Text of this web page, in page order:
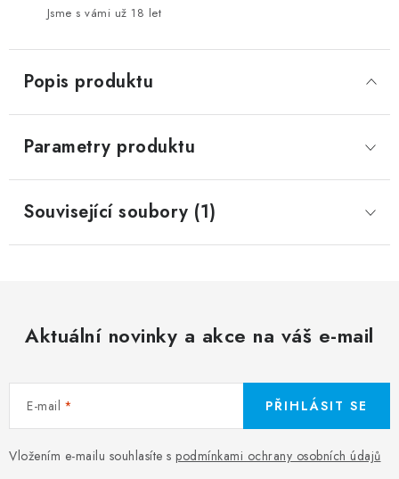
Jsme s vámi už 18 let
Popis produktu
Parametry produktu
Související soubory (1)
Aktuální novinky a akce na váš e-mail
E-mail
Vložením e-mailu souhlasíte s podmínkami ochrany osobních údajů
PŘIHLÁSIT SE